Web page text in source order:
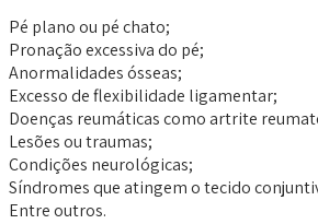
Pé plano ou pé chato;
Pronação excessiva do pé;
Anormalidades ósseas;
Excesso de flexibilidade ligamentar;
Doenças reumáticas como artrite
Lesões ou traumas;
Condições neurológicas;
Síndromes que atingem o tecido
Entre outros.